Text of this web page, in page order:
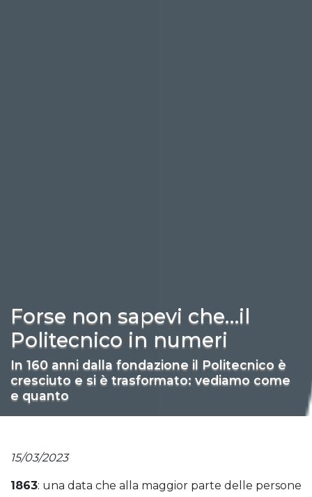
Forse non sapevi che…il
Politecnico in numeri
In 160 anni dalla fondazione il Politecnico è
cresciuto e si è trasformato: vediamo come
e quanto
15/03/2023
1863: una data che alla maggior parte delle persone